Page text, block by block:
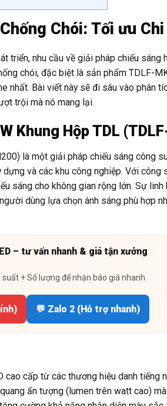
Chói: Tối ưu
triển, nhu cầu về giải pháp chiếu sáng
chói, đặc biệt là sản phẩm TDLF-
nhất. Bài viết này sẽ đi sâu vào phân
trội mà nó mang lại.
Khung Hộp TDL
là một giải pháp chiếu sáng công
và các khu công nghiệp. Với công
sáng cho không gian rộng lớn. Sự
dùng lựa chọn ánh sáng phù hợp
– tư vấn nhanh & giá tận xưởng
+ Số lượng để nhận báo giá nhanh
💬 Zalo 2 (Hỗ trợ nhanh)
cấp từ các thương hiệu danh tiếng
ấn tượng (lumen trên watt cao)